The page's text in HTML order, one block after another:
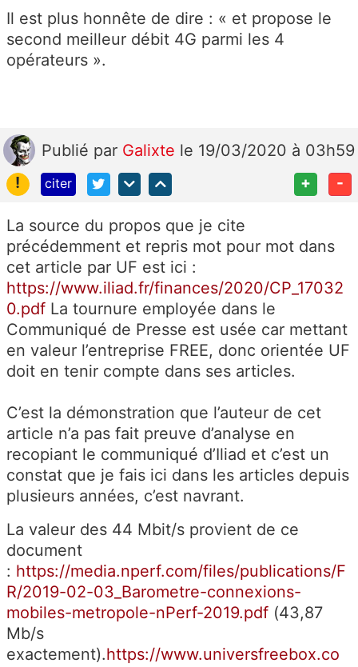
Il est plus honnête de dire : « et propose le
second meilleur débit 4G parmi les 4
opérateurs ».
Publié par Galixte le 19/03/2020 à 03h59
!
citer + -
La source du propos que je cite
précédemment et repris mot pour mot dans
cet article par UF est ici :
https://www.iliad.fr/finances/2020/CP_17032
0.pdf La tournure employée dans le
Communiqué de Presse est usée car mettant
en valeur l’entreprise FREE, donc orientée UF
doit en tenir compte dans ses articles.
C’est la démonstration que l’auteur de cet
article n’a pas fait preuve d’analyse en
recopiant le communiqué d’Iliad et c’est un
constat que je fais ici dans les articles depuis
plusieurs années, c’est navrant.
La valeur des 44 Mbit/s provient de ce
document
: https://media.nperf.com/files/publications/F
R/2019-02-03_Barometre-connexions-
mobiles-metropole-nPerf-2019.pdf (43,87
Mb/s
exactement).https://www.universfreebox.co